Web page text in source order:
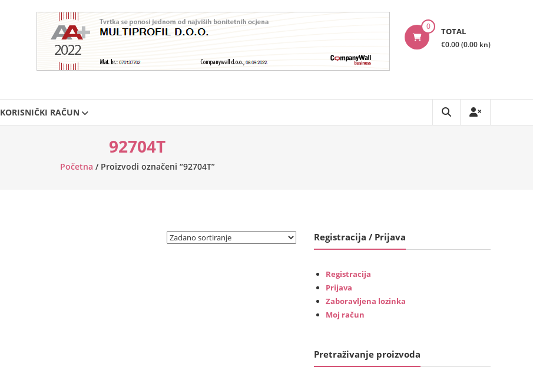
0 TOTAL
€0.00 (0.00 kn)
KORISNIČKI RAČUN
92704T
Početna / Proizvodi označeni “92704T”
Registracija / Prijava
Registracija
Prijava
Zaboravljena lozinka
Moj račun
Pretraživanje proizvoda